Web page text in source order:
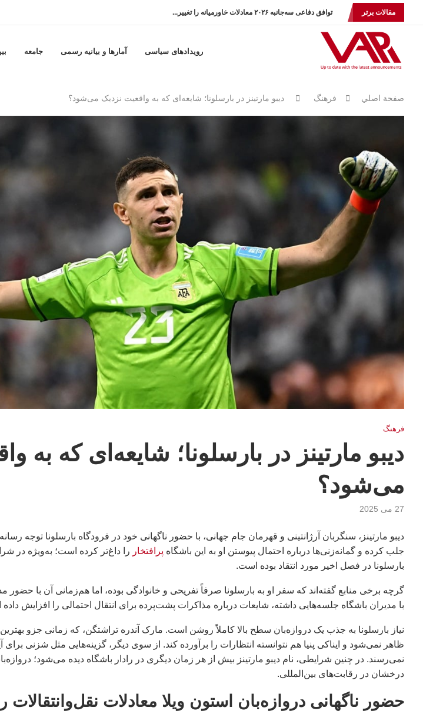
مقالات برتر توافق دفاعی سه‌جانبه ۲۰۲۶ معادلات خاورمیانه را تغییر...
رویدادهای سیاسی آمارها و بيانيه رسمى جامعه
صفحة اصلي فرهنگ دیبو مارتینز در بارسلونا؛ شایعه‌ای که به واقعیت نزدیک می‌شود؟
فرهنگ
دیبو مارتینز در بارسلونا؛ شایعه‌ای که به
می‌شود؟
27 می 2025
دیبو مارتینز، سنگربان آرژانتینی و قهرمان جام جهانی، با حضور ناگهانی خود در فرودگاه بارسلونا توجه
جلب کرده و گمانه‌زنی‌ها درباره احتمال پیوستن او به این باشگاه پرافتخار را داغ‌تر کرده است؛ به‌ویژه در
بارسلونا در فصل اخیر مورد انتقاد بوده است.
گرچه برخی منابع گفته‌اند که سفر او به بارسلونا صرفاً تفریحی و خانوادگی بوده، اما هم‌زمانی آن با حضور
با مدیران باشگاه جلسه‌هایی داشته، شایعات درباره مذاکرات پشت‌پرده برای انتقال احتمالی را افزایش
نیاز بارسلونا به جذب یک دروازه‌بان سطح بالا کاملاً روشن است. مارک آندره تراشتگن، که زمانی جزو
ظاهر نمی‌شود و ایناکی پنیا هم نتوانسته انتظارات را برآورده کند. از سوی دیگر، گزینه‌هایی مثل شزنی برای
نمی‌رسند. در چنین شرایطی، نام دیبو مارتینز بیش از هر زمان دیگری در رادار باشگاه دیده می‌شود؛
درخشان در رقابت‌های بین‌المللی.
حضور ناگهانی دروازه‌بان استون ویلا معادلات نقل‌وانتقالات